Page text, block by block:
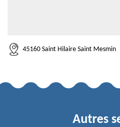
45160 Saint Hilaire Saint Mesmin
Autres